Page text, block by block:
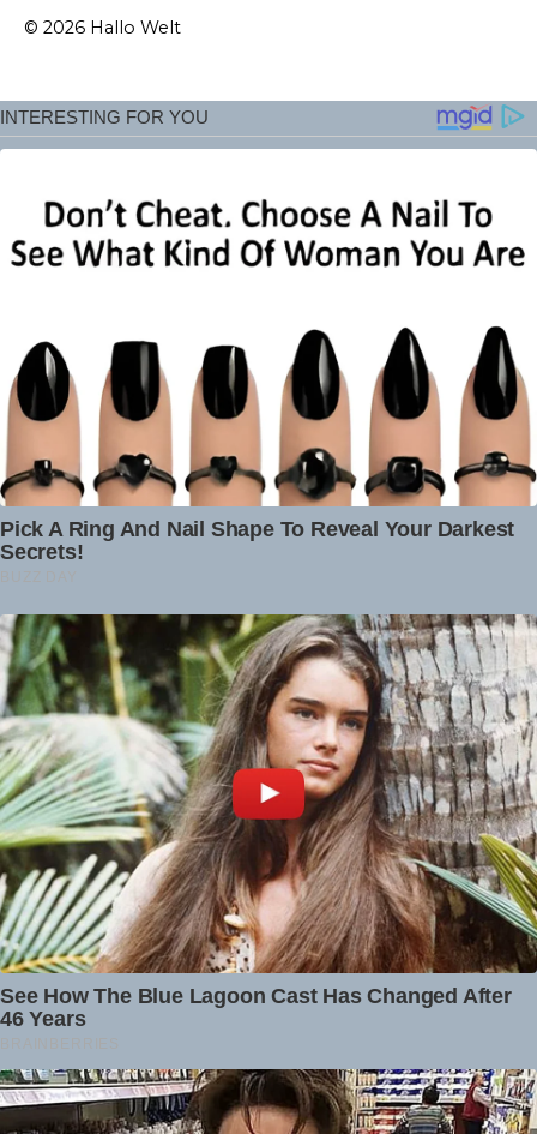
© 2026 Hallo Welt